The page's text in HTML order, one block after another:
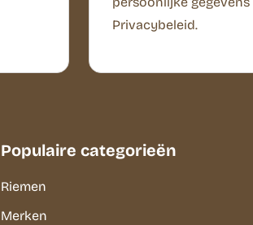
Privacybeleid.
Populaire categorieën
Riemen
Merken